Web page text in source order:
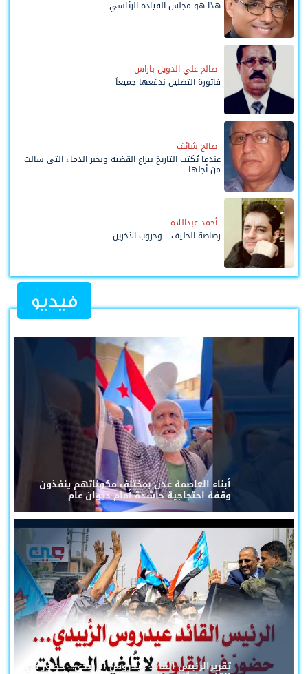
هذا هو مجلس القيادة الرئاسي
صالح علي الدويل باراس
فاتورة التضليل ندفعها جميعاً
صالح شائف
عندما يُكتب التاريخ بيراع القضية وبحبر الدماء التي سالت
من أجلها
أحمد عبداللاه
رصاصة الحليف... وحروب الآخرين
فيديو
أبناء العاصمة عدن بمختلف مكوناتهم ينفذون
وقفة احتجاجية حاشدة أمام ديوان عام
تقريرالرئيس القائد عيدروس الزُبيدي... حضورٌ في